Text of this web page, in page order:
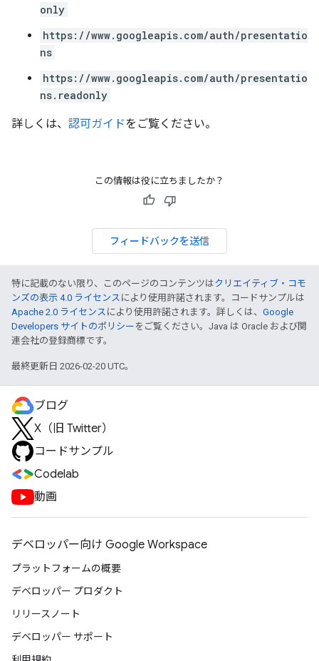
only
https://www.googleapis.com/auth/presentatio
ns
https://www.googleapis.com/auth/presentatio
ns.readonly
詳しくは、 認可ガイドをご覧ください。
この情報は役に立ちましたか？
フィードバックを送信
特に記載のない限り、このページのコンテンツはクリエイティブ・コモ
ンズの表示 4.0 ライセンス により使用許諾されます。コードサンプルは
Apache 2.0 ライセンス により使用許諾されます。詳しくは、 Google
Developers サイトのポリシー をご覧ください。Java は Oracle および関
連会社の登録商標です。
最終更新日 2026-02-20 UTC。
ブログ
X（旧 Twitter）
コードサンプル
Codelab
動画
デベロッパー向け Google Workspace
プラットフォームの概要
デベロッパー プロダクト
リリースノート
デベロッパー サポート